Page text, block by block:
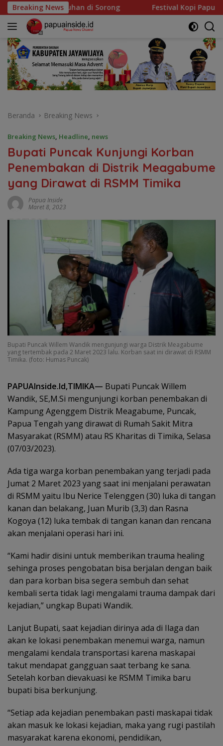
Langsung
ke
konten
Breaking NewsFestival Kopi Papua ke-9 Resmi Dibuka
Beranda Breaking News
Breaking News Headline news
Bupati Puncak Kunjungi Korban
Penembakan di Distrik Meagabume
yang Dirawat di RSMM Timika
Papua Inside
Maret 8, 2023
Bupati Puncak Willem Wandik mengunjungi warga Distrik Meagabume
yang tertembak pada 2 Maret 2023 lalu. Korban saat ini dirawat di RSMM
Timika. (foto: Humas Puncak)
PAPUAInside.Id,TIMIKA— Bupati Puncak Willem
Wandik, SE,M.Si mengunjungi korban penembakan di
Kampung Agenggem Distrik Meagabume, Puncak,
Papua Tengah yang dirawat di Rumah Sakit Mitra
Masyarakat (RSMM) atau RS Kharitas di Timika, Selasa
(07/03/2023).
Ada tiga warga korban penembakan yang terjadi pada
Jumat 2 Maret 2023 yang saat ini menjalani perawatan
di RSMM yaitu Ibu Nerice Telenggen (30) luka di tangan
kanan dan belakang, Juan Murib (3,3) dan Rasna
Kogoya (12) luka tembak di tangan kanan dan rencana
akan menjalani operasi hari ini.
“Kami hadir disini untuk memberikan trauma healing
sehinga proses pengobatan bisa berjalan dengan baik
dan para korban bisa segera sembuh dan sehat
kembali serta tidak lagi mengalami trauma dampak dari
kejadian,” ungkap Bupati Wandik.
Lanjut Bupati, saat kejadian dirinya ada di Ilaga dan
akan ke lokasi penembakan menemui warga, namun
mengalami kendala transportasi karena maskapai
takut mendapat gangguan saat terbang ke sana.
Setelah korban dievakuasi ke RSMM Timika baru
bupati bisa berkunjung.
“Setiap ada kejadian penembakan pasti maskapai tidak
akan masuk ke lokasi kejadian, maka yang rugi pastilah
masyarakat karena ekonomi, pendidikan,